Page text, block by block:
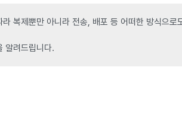
복제뿐만 아니라 전송, 배포 등 어떠한 방식으로
알려드립니다.